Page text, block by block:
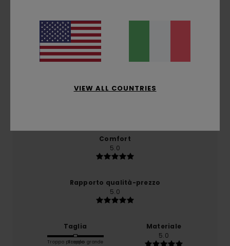
Punteggio medio
5.0
Comfort
5.0
Rapporto qualità-prezzo
5.0
Taglia
Troppo piccoloTroppo grande
Materiale
5.0
VIEW ALL COUNTRIES